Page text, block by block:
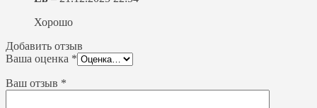
Хорошо
Добавить отзыв
Ваша оценка *
Ваш отзыв *